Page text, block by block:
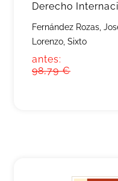
Derecho
Fernández Rozas,
Lorenzo, Sixto
antes:
98,79 €